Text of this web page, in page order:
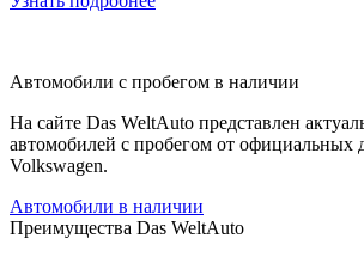
Автомобили с пробегом в наличии
На сайте Das WeltAuto представлен
автомобилей с пробегом от официальных
Volkswagen.
Автомобили в наличии
Преимущества Das WeltAuto